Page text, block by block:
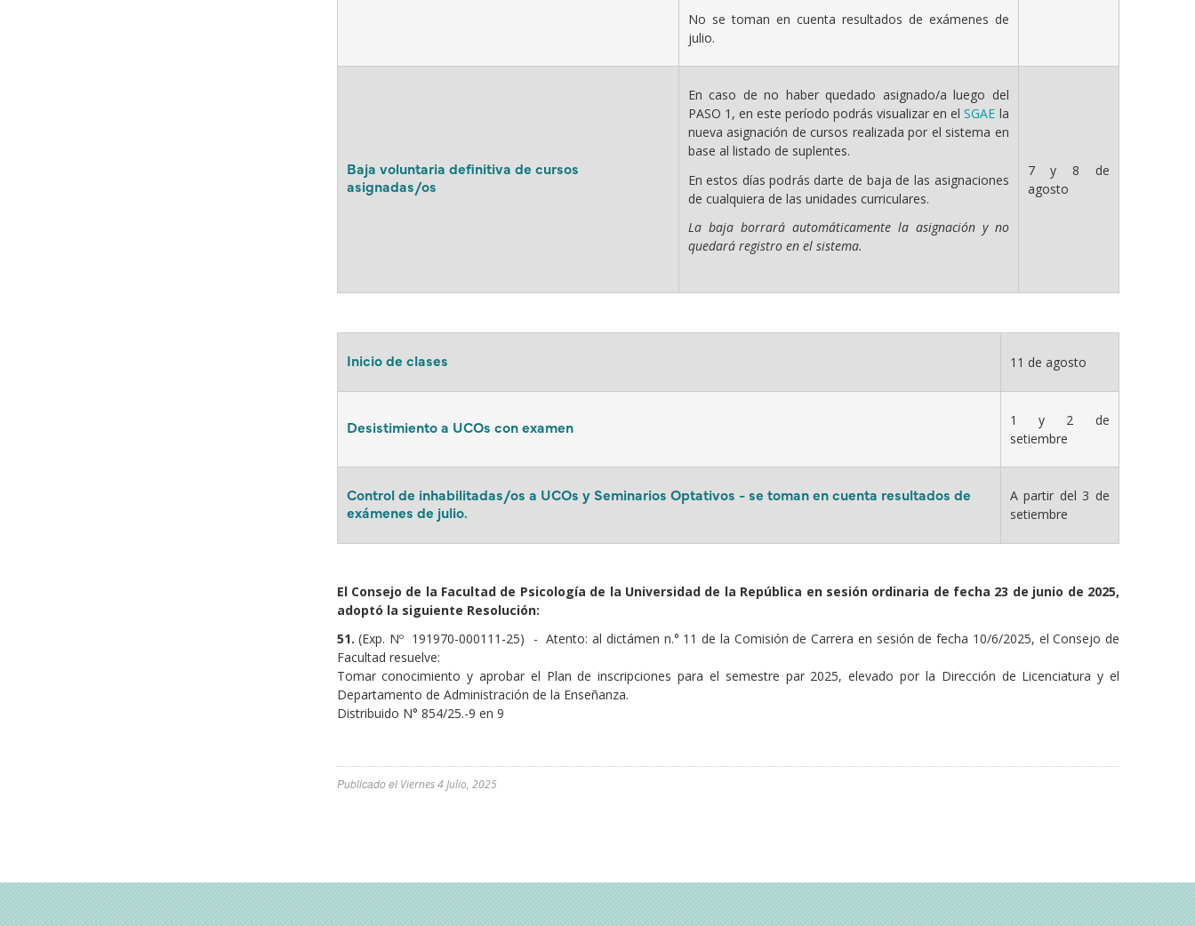
No se toman en cuenta resultados de exámenes de
julio.
Baja voluntaria definitiva de cursos
asignadas/os
En caso de no haber quedado asignado/a luego del
PASO 1, en este período podrás visualizar en elSGAE la
nueva asignación de cursos realizada por el sistema en
base al listado de suplentes.
En estos días podrás darte de baja de las asignaciones
de cualquiera de las unidades curriculares.
La baja borrará automáticamente la asignación y no
quedará registro en el sistema.
7 y 8 de
agosto
Inicio de clases 11 de agosto
Desistimiento a UCOs con examen
1 y 2 de
setiembre
Control de inhabilitadas/os a UCOs y Seminarios Optativos - se toman en cuenta resultados de
exámenes de julio.
A partir del 3 de
setiembre
El Consejo de la Facultad de Psicología de la Universidad de la República en sesión ordinaria de fecha 23 de junio de 2025,
adoptó la siguiente Resolución:
51.(Exp. Nº 191970-000111-25) - Atento: al dictámen n.° 11 de la Comisión de Carrera en sesión de fecha 10/6/2025, el Consejo de
Facultad resuelve:
Tomar conocimiento y aprobar el Plan de inscripciones para el semestre par 2025, elevado por la Dirección de Licenciatura y el
Departamento de Administración de la Enseñanza.
Distribuido N° 854/25.-9 en 9
Publicado el Viernes 4 Julio, 2025